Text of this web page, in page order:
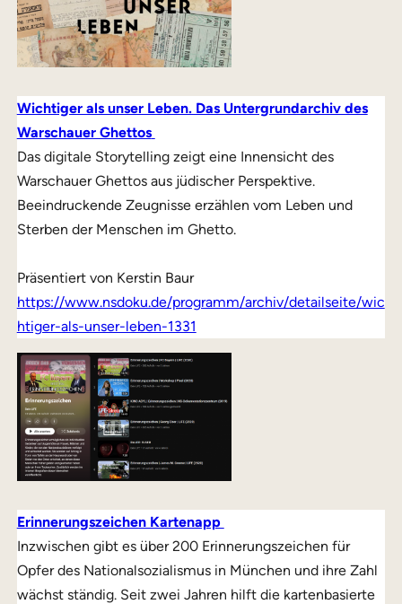
Wichtiger als unser Leben. Das Untergrundarchiv des
Warschauer Ghettos
Das digitale Storytelling zeigt eine Innensicht des
Warschauer Ghettos aus jüdischer Perspektive.
Beeindruckende Zeugnisse erzählen vom Leben und
Sterben der Menschen im Ghetto.
Präsentiert von Kerstin Baur
https://www.nsdoku.de/programm/archiv/detailseite/wic
htiger-als-unser-leben-1331
Erinnerungszeichen Kartenapp
Inzwischen gibt es über 200 Erinnerungszeichen für
Opfer des Nationalsozialismus in München und ihre Zahl
wächst ständig. Seit zwei Jahren hilft die kartenbasierte